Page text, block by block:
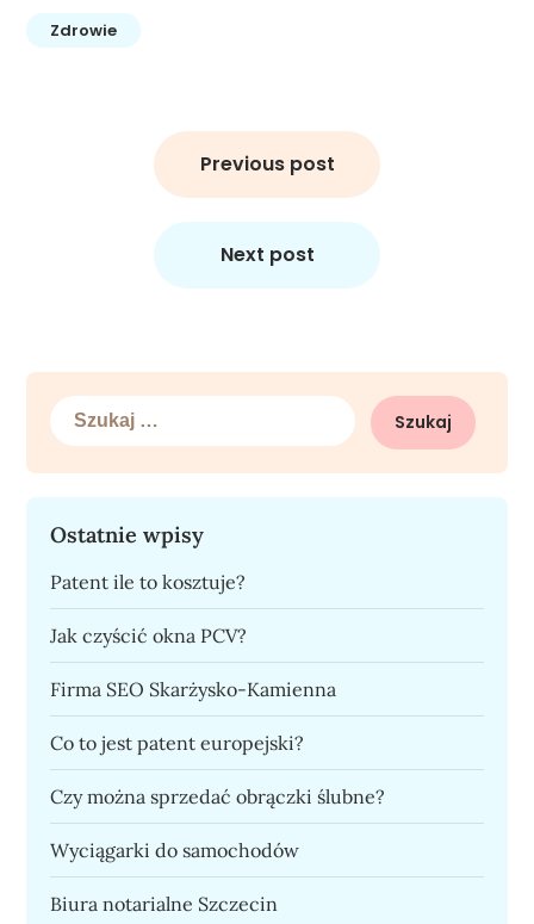
Zdrowie
Previous post
Next post
Szukaj:
Ostatnie wpisy
Patent ile to kosztuje?
Jak czyścić okna PCV?
Firma SEO Skarżysko-Kamienna
Co to jest patent europejski?
Czy można sprzedać obrączki ślubne?
Wyciągarki do samochodów
Biura notarialne Szczecin